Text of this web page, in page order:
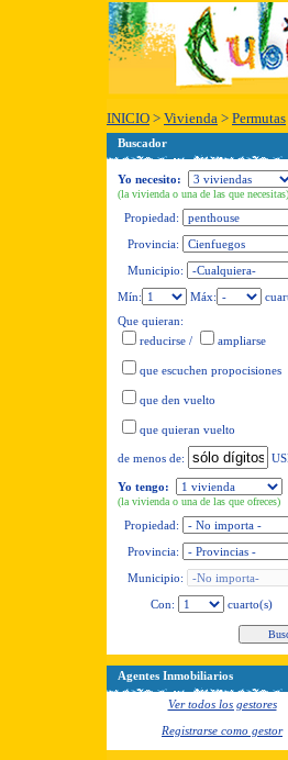
INICIO > Vivienda > Permutas
Buscador
Yo necesito:
(la vivienda o una de las que necesitas)
Propiedad:
Provincia:
Municipio:
Mín:
Máx:
Que quieran:
reducirse / ampliarse
que escuchen propocisiones
que den vuelto
que quieran vuelto
de menos de:
Yo tengo:
(la vivienda o una de las que ofreces)
Propiedad:
Provincia:
Municipio:
Con:
cuarto(s)
Agentes Inmobiliarios
Ver todos los gestores
Registrarse como gestor